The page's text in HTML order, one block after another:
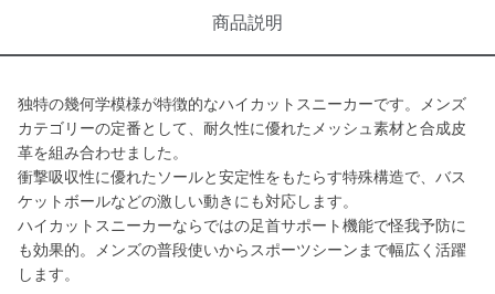
商品説明
独特の幾何学模様が特徴的なハイカットスニーカーです。メンズ
カテゴリーの定番として、耐久性に優れたメッシュ素材と合成皮
革を組み合わせました。
衝撃吸収性に優れたソールと安定性をもたらす特殊構造で、バス
ケットボールなどの激しい動きにも対応します。
ハイカットスニーカーならではの足首サポート機能で怪我予防に
も効果的。メンズの普段使いからスポーツシーンまで幅広く活躍
します。